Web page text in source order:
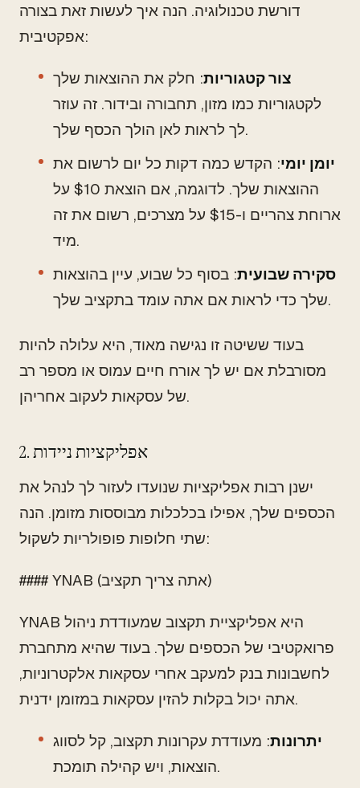
דורשת טכנולוגיה. הנה איך לעשות זאת בצורה
אפקטיבית:
צור קטגוריות: חלק את ההוצאות שלך
לקטגוריות כמו מזון, תחבורה ובידור. זה עוזר
לך לראות לאן הולך הכסף שלך.
יומן יומי: הקדש כמה דקות כל יום לרשום את
ההוצאות שלך. לדוגמה, אם הוצאת $10 על
ארוחת צהריים ו-$15 על מצרכים, רשום את זה
מיד.
סקירה שבועית: בסוף כל שבוע, עיין בהוצאות
שלך כדי לראות אם אתה עומד בתקציב שלך.
בעוד ששיטה זו נגישה מאוד, היא עלולה להיות
מסורבלת אם יש לך אורח חיים עמוס או מספר רב
של עסקאות לעקוב אחריהן.
2. אפליקציות ניידות
ישנן רבות אפליקציות שנועדו לעזור לך לנהל את
הכספים שלך, אפילו בכלכלות מבוססות מזומן. הנה
שתי חלופות פופולריות לשקול:
#### YNAB (אתה צריך תקציב)
YNAB היא אפליקציית תקצוב שמעודדת ניהול
פרואקטיבי של הכספים שלך. בעוד שהיא מתחברת
לחשבונות בנק למעקב אחרי עסקאות אלקטרוניות,
אתה יכול בקלות להזין עסקאות במזומן ידנית.
יתרונות: מעודדת עקרונות תקצוב, קל לסווג
הוצאות, ויש קהילה תומכת.